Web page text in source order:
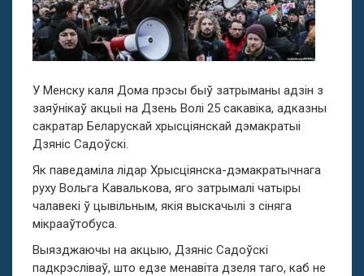
У Менску каля Дома прэсы быў затрыманы адзін з
заяўнікаў акцыі на Дзень Волі 25 сакавіка, адказны
сакратар Беларускай хрысціянскай дэмакратыі
Дзяніс Садоўскі.
Як паведаміла лідар Хрысціянска-дэмакратычнага
руху Вольга Кавалькова, яго затрымалі чатыры
чалавекі ў цывільным, якія выскачылі з сіняга
мікрааўтобуса.
Выязджаючы на акцыю, Дзяніс Садоўскі
падкрэсліваў, што едзе менавіта дзеля таго, каб не